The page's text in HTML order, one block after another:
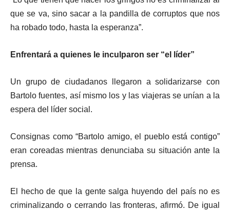
que se va, sino sacar a la pandilla de corruptos que nos
ha robado todo, hasta la esperanza”.
Enfrentará a quienes le inculparon ser “el líder”
Un grupo de ciudadanos llegaron a solidarizarse con
Bartolo fuentes, así mismo los y las viajeras se unían a la
espera del líder social.
Consignas como “Bartolo amigo, el pueblo está contigo”
eran coreadas mientras denunciaba su situación ante la
prensa.
El hecho de que la gente salga huyendo del país no es
criminalizando o cerrando las fronteras, afirmó. De igual